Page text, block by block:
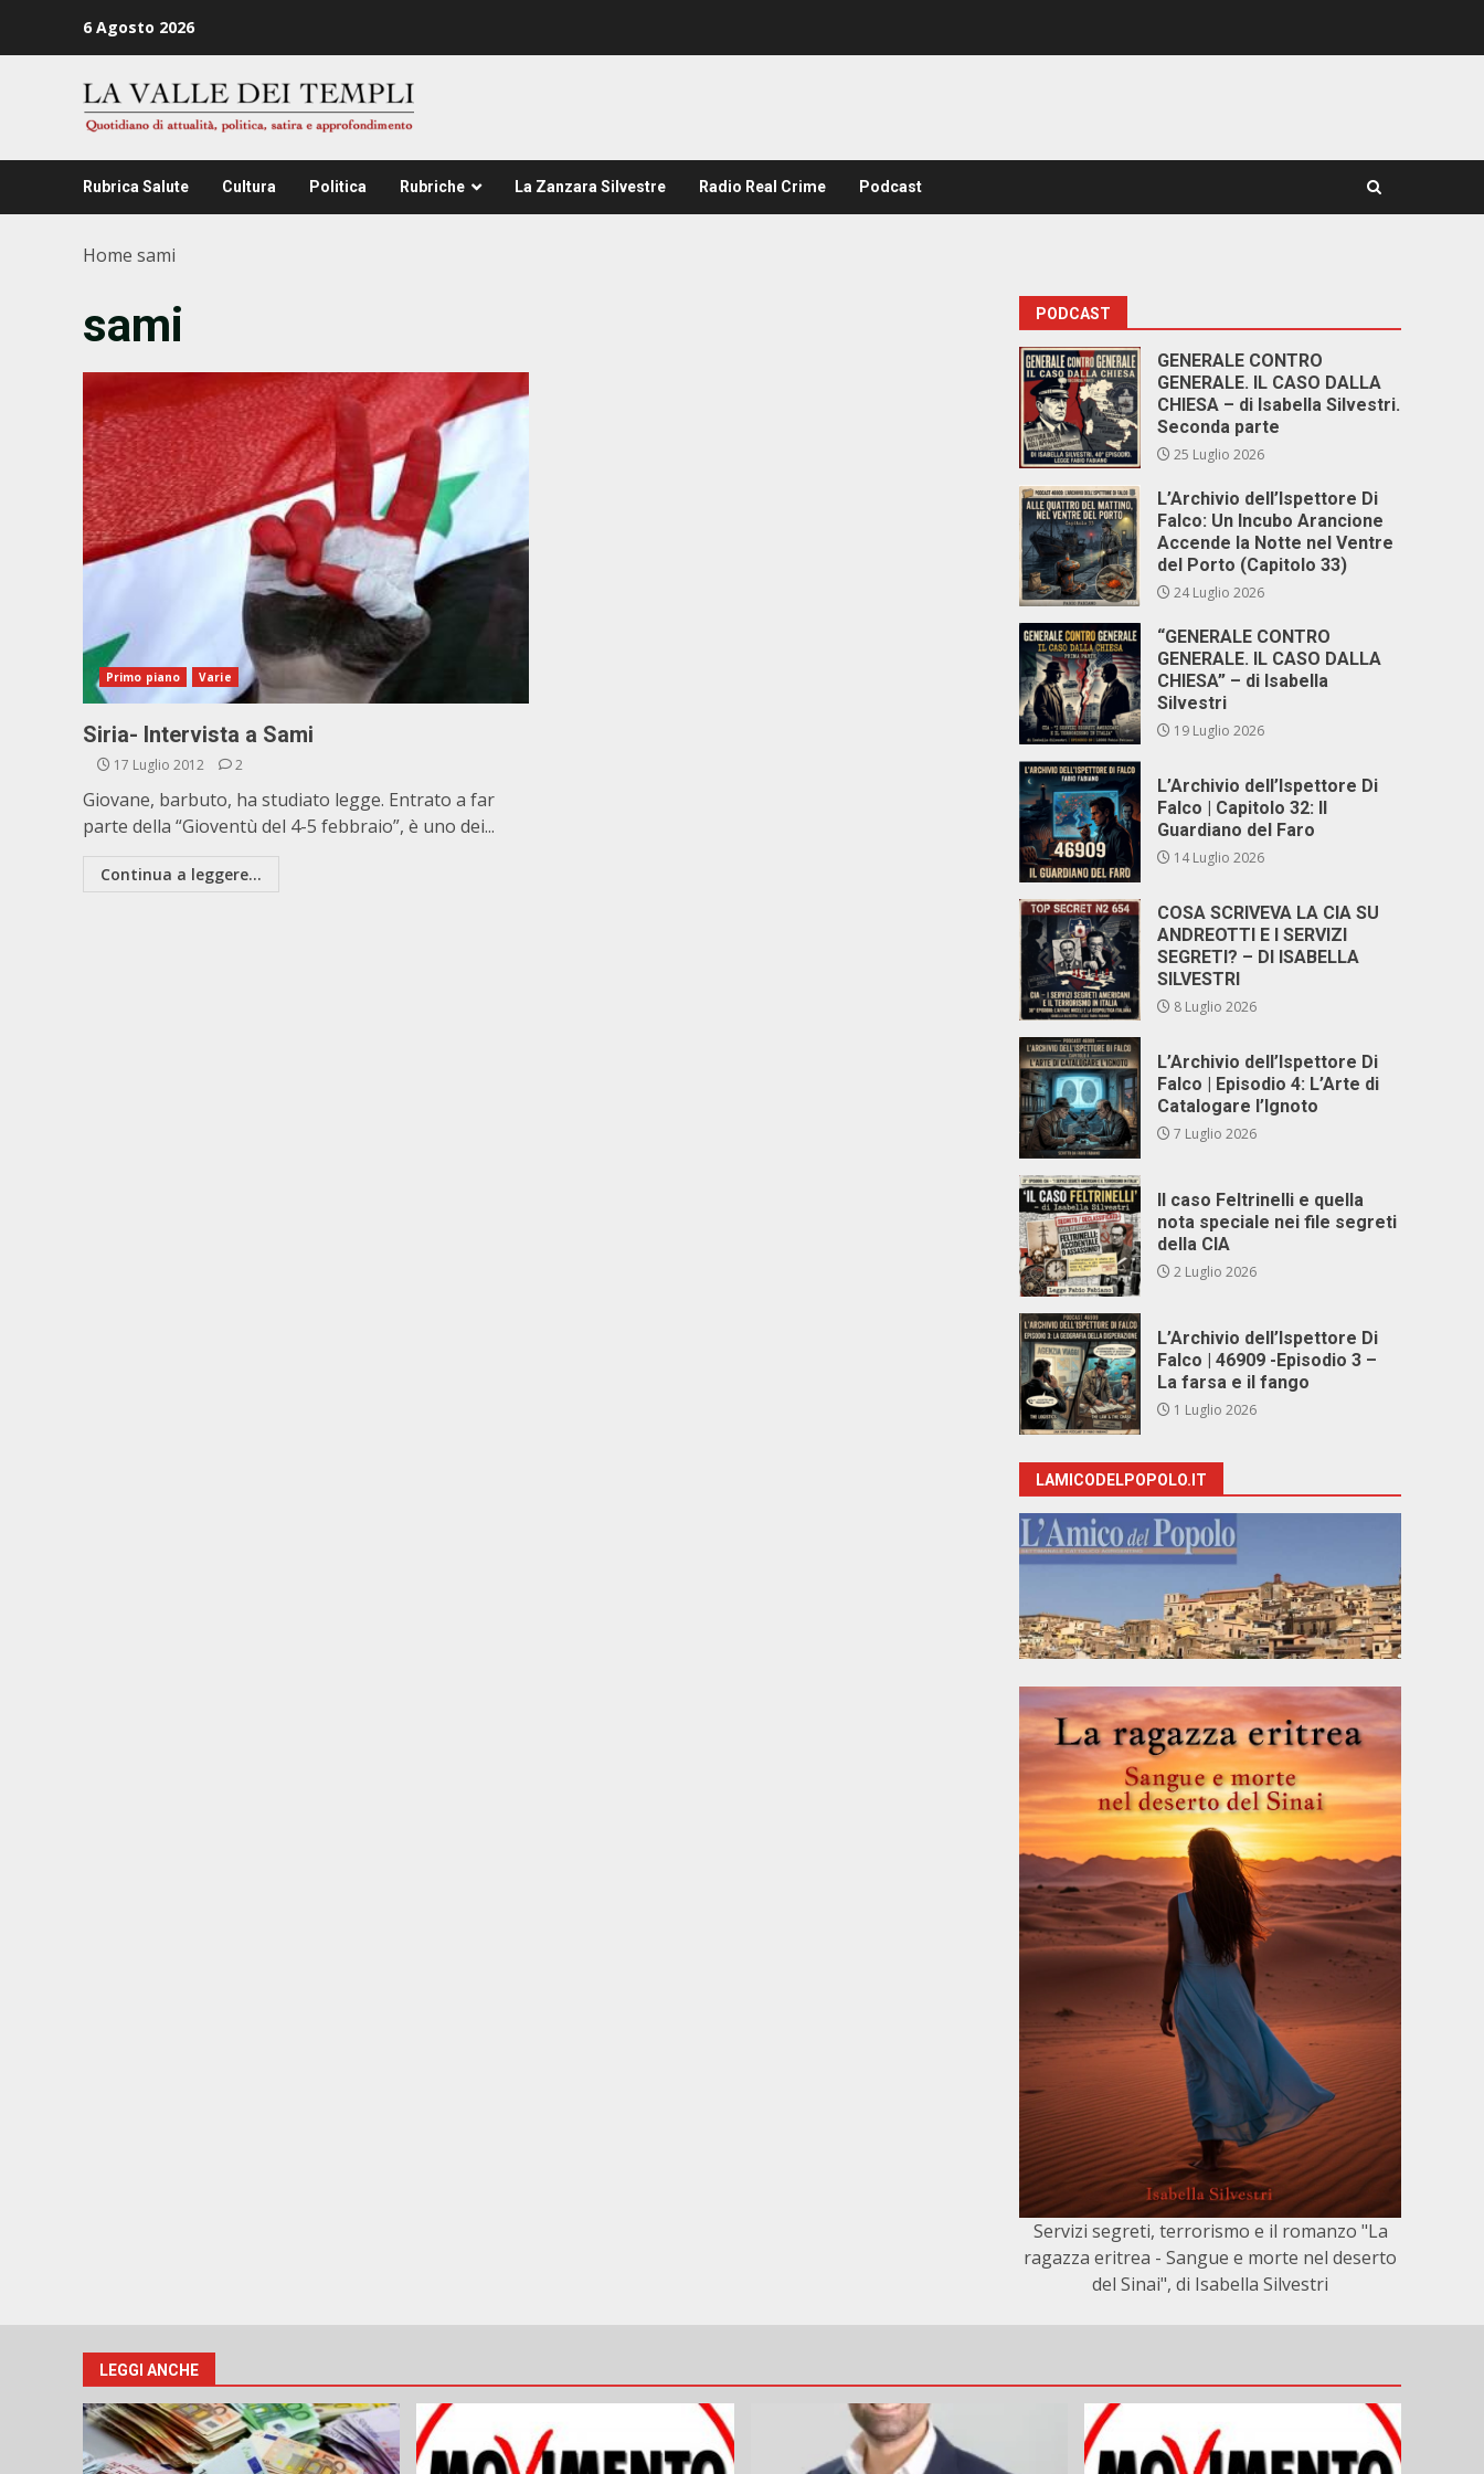
6 Agosto 2026
Rubrica Salute Cultura Politica Rubriche La Zanzara Silvestre Radio Real Crime Podcast
Home sami
sami
Primo piano Varie
Siria- Intervista a Sami
17 Luglio 2012 2
Giovane, barbuto, ha studiato legge. Entrato a far
parte della “Gioventù del 4-5 febbraio”, è uno dei...
Continua a leggere...
PODCAST
GENERALE CONTRO
GENERALE. IL CASO DALLA
CHIESA – di Isabella Silvestri.
Seconda parte
25 Luglio 2026
L’Archivio dell’Ispettore Di
Falco: Un Incubo Arancione
Accende la Notte nel Ventre
del Porto (Capitolo 33)
24 Luglio 2026
“GENERALE CONTRO
GENERALE. IL CASO DALLA
CHIESA” – di Isabella
Silvestri
19 Luglio 2026
L’Archivio dell’Ispettore Di
Falco | Capitolo 32: Il
Guardiano del Faro
14 Luglio 2026
COSA SCRIVEVA LA CIA SU
ANDREOTTI E I SERVIZI
SEGRETI? – DI ISABELLA
SILVESTRI
8 Luglio 2026
L’Archivio dell’Ispettore Di
Falco | Episodio 4: L’Arte di
Catalogare l’Ignoto
7 Luglio 2026
Il caso Feltrinelli e quella
nota speciale nei file segreti
della CIA
2 Luglio 2026
L’Archivio dell’Ispettore Di
Falco | 46909 -Episodio 3 –
La farsa e il fango
1 Luglio 2026
LAMICODELPOPOLO.IT
Servizi segreti, terrorismo e il romanzo "La
ragazza eritrea - Sangue e morte nel deserto
del Sinai", di Isabella Silvestri
LEGGI ANCHE